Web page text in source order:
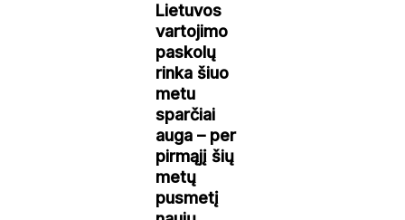
Lietuvos
vartojimo
paskolų
rinka šiuo
metu
sparčiai
auga – per
pirmąjį šių
metų
pusmetį